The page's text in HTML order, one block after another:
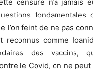
censure n’a jamais
fondamentales
l’on feint de ne pas
reconnus comme
des vaccins,
le Covid, on ne peut